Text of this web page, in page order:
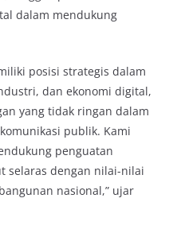
dalam mendukung
posisi strategis dalam
dan ekonomi digital,
yang tidak ringan dalam
publik. Kami
penguatan
selaras dengan nilai-nilai
nasional,” ujar